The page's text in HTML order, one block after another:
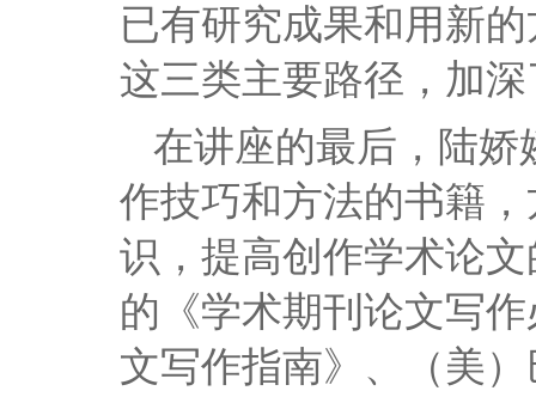
已有研究成果和用新
这三类主要路径，加
在讲座的最后，陆
作技巧和方法的书籍
识，提高创作学术论
的《学术期刊论文写
文写作指南》、（美